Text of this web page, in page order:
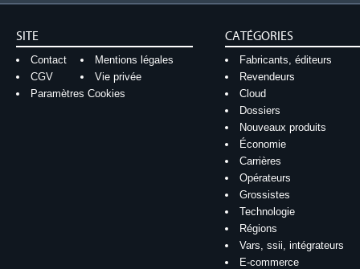
SITE
Contact
Mentions légales
CGV
Vie privée
Paramètres Cookies
CATÉGORIES
Fabricants, éditeurs
Revendeurs
Cloud
Dossiers
Nouveaux produits
Économie
Carrières
Opérateurs
Grossistes
Technologie
Régions
Vars, ssii, intégrateurs
E-commerce